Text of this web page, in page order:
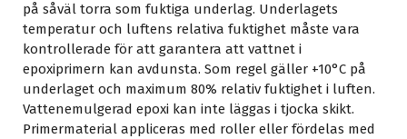
på såväl torra som fuktiga underlag. Underlagets
temperatur och luftens relativa fuktighet måste vara
kontrollerade för att garantera att vattnet i
epoxiprimern kan avdunsta. Som regel gäller +10°C på
underlaget och maximum 80% relativ fuktighet i luften.
Vattenemulgerad epoxi kan inte läggas i tjocka skikt.
Primermaterial appliceras med roller eller fördelas med